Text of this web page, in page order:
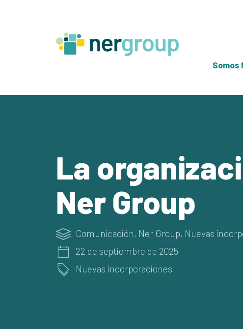
Somos
La
Ner Group
Comunicación, Ner Group, Nuevas
22 de septiembre de 2025
Nuevas incorporaciones